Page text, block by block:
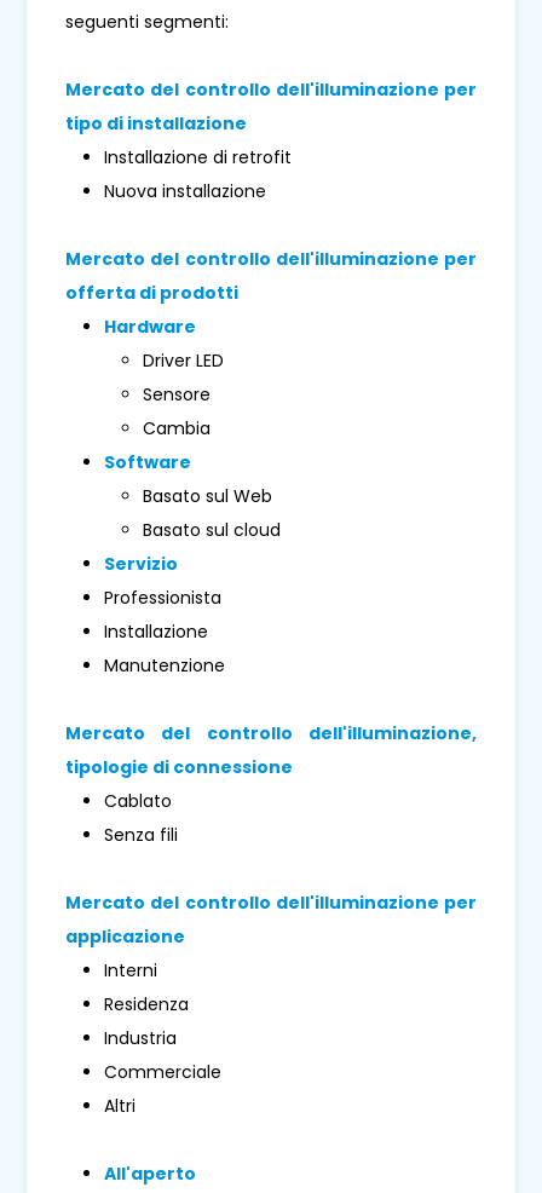
seguenti segmenti:
Mercato del controllo dell'illuminazione per
tipo di installazione
Installazione di retrofit
Nuova installazione
Mercato del controllo dell'illuminazione per
offerta di prodotti
Hardware
Driver LED
Sensore
Cambia
Software
Basato sul Web
Basato sul cloud
Servizio
Professionista
Installazione
Manutenzione
Mercato del controllo dell'illuminazione,
tipologie di connessione
Cablato
Senza fili
Mercato del controllo dell'illuminazione per
applicazione
Interni
Residenza
Industria
Commerciale
Altri
All'aperto